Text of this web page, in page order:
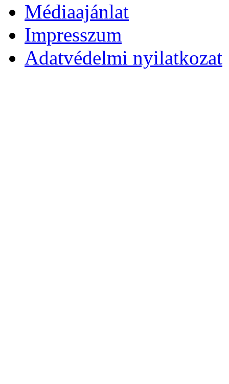
Médiaajánlat
Impresszum
Adatvédelmi nyilatkozat